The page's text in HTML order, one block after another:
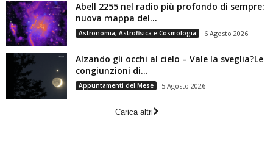
Abell 2255 nel radio più profondo di sempre:
nuova mappa del...
Astronomia, Astrofisica e Cosmologia 6 Agosto 2026
Alzando gli occhi al cielo – Vale la sveglia?Le
congiunzioni di...
Appuntamenti del Mese 5 Agosto 2026
Carica altri